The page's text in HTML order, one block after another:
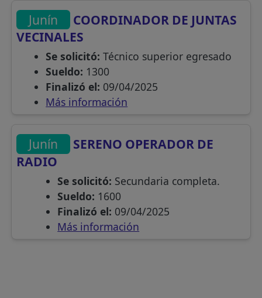
Junín
COORDINADOR DE JUNTAS
VECINALES
Se solicitó: Técnico superior egresado
Sueldo: 1300
Finalizó el: 09/04/2025
Más información
Junín
SERENO OPERADOR DE
RADIO
Se solicitó: Secundaria completa.
Sueldo: 1600
Finalizó el: 09/04/2025
Más información